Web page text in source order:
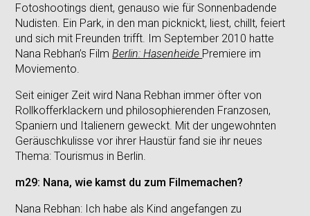
Fotoshootings dient, genauso wie für Sonnenbadende
Nudisten. Ein Park, in den man picknickt, liest, chillt, feiert
und sich mit Freunden trifft. Im September 2010 hatte
Nana Rebhan’s Film Berlin: Hasenheide Premiere im
Moviemento.
Seit einiger Zeit wird Nana Rebhan immer öfter von
Rollkofferklackern und philosophierenden Franzosen,
Spaniern und Italienern geweckt. Mit der ungewohnten
Geräuschkulisse vor ihrer Haustür fand sie ihr neues
Thema: Tourismus in Berlin.
m29: Nana, wie kamst du zum Filmemachen?
Nana Rebhan: Ich habe als Kind angefangen zu